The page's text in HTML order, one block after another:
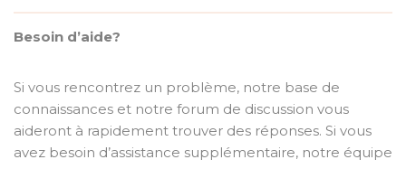
Besoin d’aide?
Si vous rencontrez un problème, notre base de
connaissances et notre forum de discussion vous
aideront à rapidement trouver des réponses. Si vous
avez besoin d’assistance supplémentaire, notre équipe